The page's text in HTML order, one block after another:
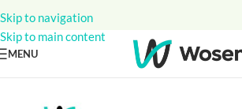
Skip to navigation
Skip to main content
MENU